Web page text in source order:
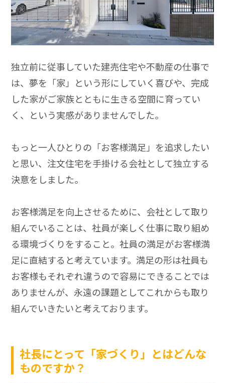
独立前に従事していた建売住宅や不動産の仕事で
は、夢を「家」という形にしていく喜びや、完成
した家がご家族とともに生きる空間に育ってい
く、という実感がありませんでした。
もっと一人ひとりの「お客様満足」を追求したい
と思い、注文住宅を手掛ける会社として独立する
決意をしました。
お客様満足を向上させるために、会社として取り
組んでいることは、社員が楽しく仕事に取り組め
る環境づくりをすること。社員の満足がお客様満
足に直結すると考えています。満足の形は社員も
お客様もそれぞれ違うので容易にできることでは
ありませんが、永遠の課題としてこれからも取り
組んでいきたいと考えております。
社長にとって「家づくり」とはどんな
ものですか？